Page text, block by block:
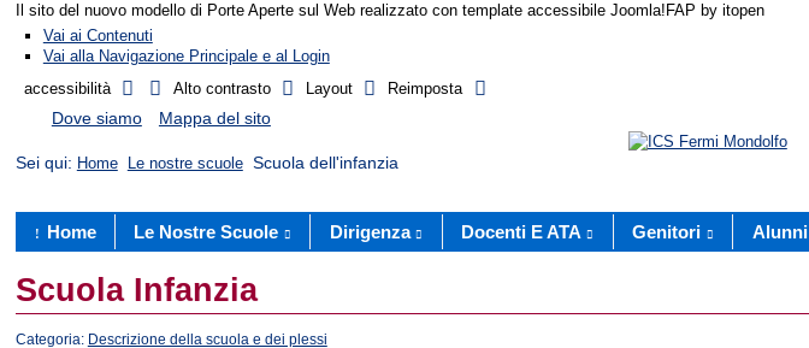
Il sito del nuovo modello di Porte Aperte sul Web realizzato con template accessibile Joomla!FAP by itopen
Vai ai Contenuti
Vai alla Navigazione Principale e al Login
accessibilità
Alto contrasto Layout Reimposta
Dove siamo Mappa del sito
Sei qui: Home Le nostre scuole Scuola dell'infanzia
Home Le Nostre Scuole Dirigenza Docenti E ATA Genitori Alunni
Scuola Infanzia
Categoria: Descrizione della scuola e dei plessi